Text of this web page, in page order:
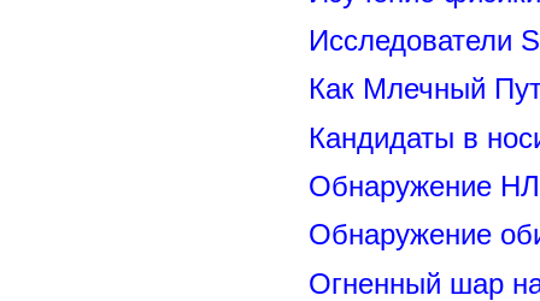
Исследователи
Как Млечный
Кандидаты в
Обнаружение
Обнаружение
Огненный шар